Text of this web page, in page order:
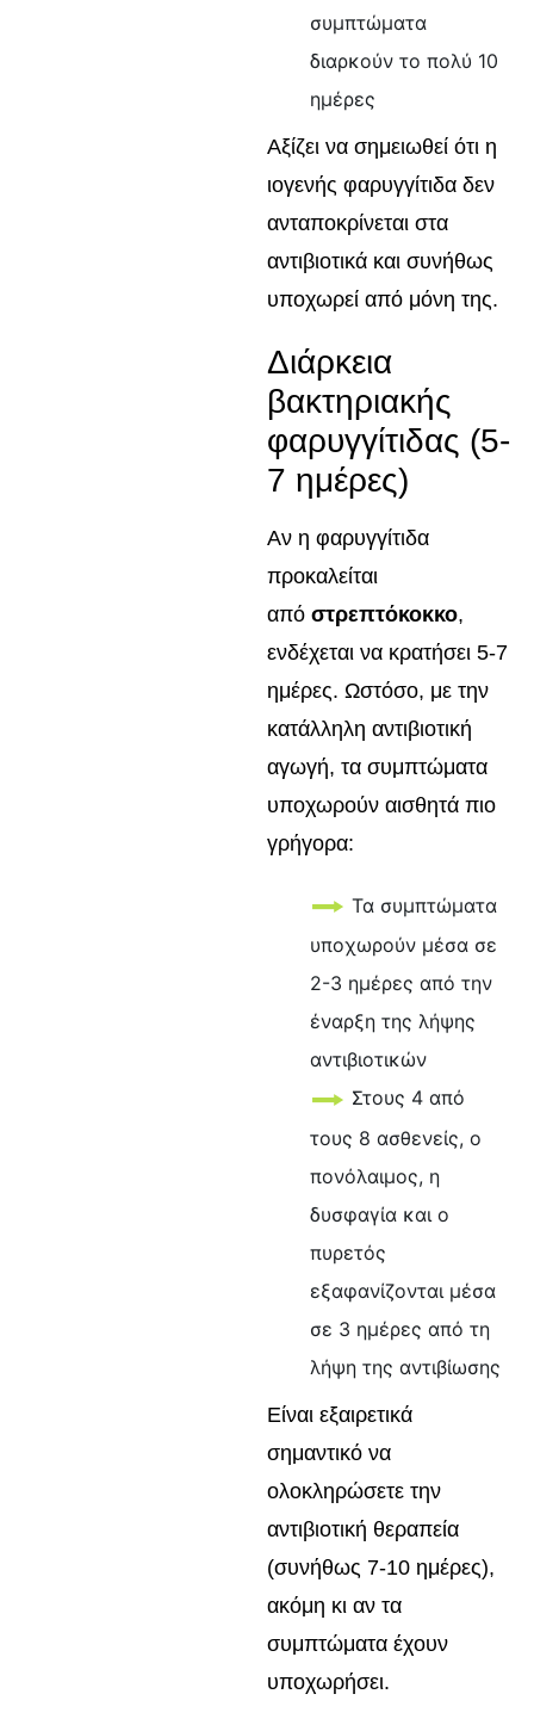
συμπτώματα
διαρκούν το πολύ 10
ημέρες
Αξίζει να σημειωθεί ότι η
ιογενής φαρυγγίτιδα δεν
ανταποκρίνεται στα
αντιβιοτικά και συνήθως
υποχωρεί από μόνη της.
Διάρκεια
βακτηριακής
φαρυγγίτιδας (5-
7 ημέρες)
Αν η φαρυγγίτιδα
προκαλείται
από στρεπτόκοκκο,
ενδέχεται να κρατήσει 5-7
ημέρες. Ωστόσο, με την
κατάλληλη αντιβιοτική
αγωγή, τα συμπτώματα
υποχωρούν αισθητά πιο
γρήγορα:
Τα συμπτώματα
υποχωρούν μέσα σε
2-3 ημέρες από την
έναρξη της λήψης
αντιβιοτικών
Στους 4 από
τους 8 ασθενείς, ο
πονόλαιμος, η
δυσφαγία και ο
πυρετός
εξαφανίζονται μέσα
σε 3 ημέρες από τη
λήψη της αντιβίωσης
Είναι εξαιρετικά
σημαντικό να
ολοκληρώσετε την
αντιβιοτική θεραπεία
(συνήθως 7-10 ημέρες),
ακόμη κι αν τα
συμπτώματα έχουν
υποχωρήσει.